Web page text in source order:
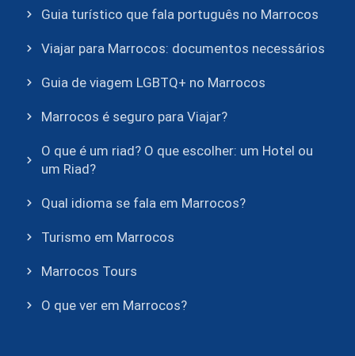
Guia turístico que fala português no Marrocos
Viajar para Marrocos: documentos necessários
Guia de viagem LGBTQ+ no Marrocos
Marrocos é seguro para Viajar?
O que é um riad? O que escolher: um Hotel ou
um Riad?
Qual idioma se fala em Marrocos?
Turismo em Marrocos
Marrocos Tours
O que ver em Marrocos?